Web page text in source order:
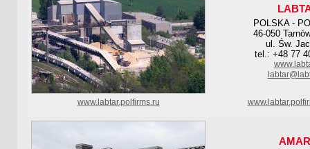
POLSKA -
46-050
ul. Św.
tel.: +48 77
www.labtar.polfirms.ru